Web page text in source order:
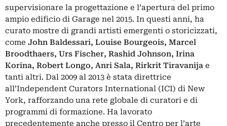
supervisionare la progettazione e l’apertura del primo
ampio edificio di Garage nel 2015. In questi anni, ha
curato mostre di grandi artisti emergenti o storicizzati,
come John Baldessari, Louise Bourgeois, Marcel
Broodthaers, Urs Fischer, Rashid Johnson, Irina
Korina, Robert Longo, Anri Sala, Rirkrit Tiravanija e
tanti altri. Dal 2009 al 2013 è stata direttrice
all’Independent Curators International (ICI) di New
York, rafforzando una rete globale di curatori e di
programmi di formazione. Ha lavorato
precedentemente anche presso il Centro per l’arte